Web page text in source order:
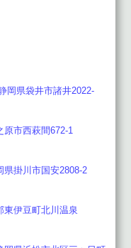
岡県袋井市諸井2022-
市西萩間672-1
掛川市国安2808-2
伊豆町北川温泉